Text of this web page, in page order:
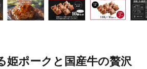
姫ポークと国産牛の贅沢